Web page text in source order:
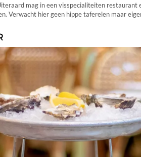
mag in een visspecialiteiten
Verwacht hier geen hippe taferelen maar